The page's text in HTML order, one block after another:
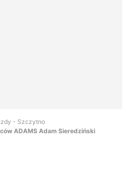
- Szczytno
ADAMS Adam Sieredziński